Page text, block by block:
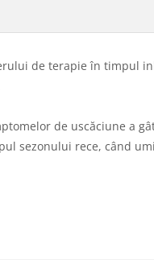
de terapie în timpul
de uscăciune a
sezonului rece, când